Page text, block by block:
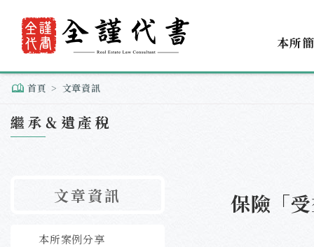
本所
首頁 文章資訊
繼承＆遺產稅
文章資訊
本所案例分享
保險「